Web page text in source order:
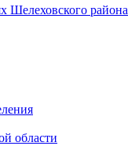
Шелеховского района
области